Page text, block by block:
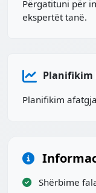
Përgatituni për
ekspertët tanë.
Planifikim
Planifikim
Shërbime